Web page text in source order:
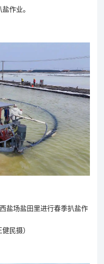
作业。
盐场盐田里进行春季扒盐作
民摄）